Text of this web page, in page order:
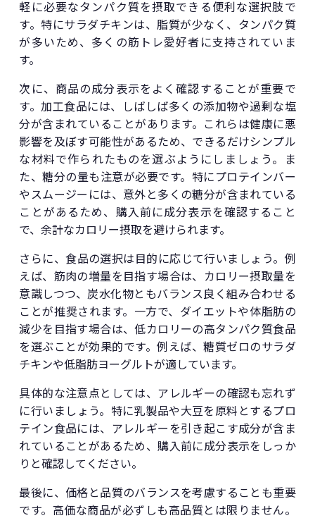
軽に必要なタンパク質を摂取できる便利な選択肢で
す。特にサラダチキンは、脂質が少なく、タンパク質
が多いため、多くの筋トレ愛好者に支持されていま
す。
次に、商品の成分表示をよく確認することが重要で
す。加工食品には、しばしば多くの添加物や過剰な塩
分が含まれていることがあります。これらは健康に悪
影響を及ぼす可能性があるため、できるだけシンプル
な材料で作られたものを選ぶようにしましょう。ま
た、糖分の量も注意が必要です。特にプロテインバー
やスムージーには、意外と多くの糖分が含まれている
ことがあるため、購入前に成分表示を確認すること
で、余計なカロリー摂取を避けられます。
さらに、食品の選択は目的に応じて行いましょう。例
えば、筋肉の増量を目指す場合は、カロリー摂取量を
意識しつつ、炭水化物ともバランス良く組み合わせる
ことが推奨されます。一方で、ダイエットや体脂肪の
減少を目指す場合は、低カロリーの高タンパク質食品
を選ぶことが効果的です。例えば、糖質ゼロのサラダ
チキンや低脂肪ヨーグルトが適しています。
具体的な注意点としては、アレルギーの確認も忘れず
に行いましょう。特に乳製品や大豆を原料とするプロ
テイン食品には、アレルギーを引き起こす成分が含ま
れていることがあるため、購入前に成分表示をしっか
りと確認してください。
最後に、価格と品質のバランスを考慮することも重要
です。高価な商品が必ずしも高品質とは限りません。